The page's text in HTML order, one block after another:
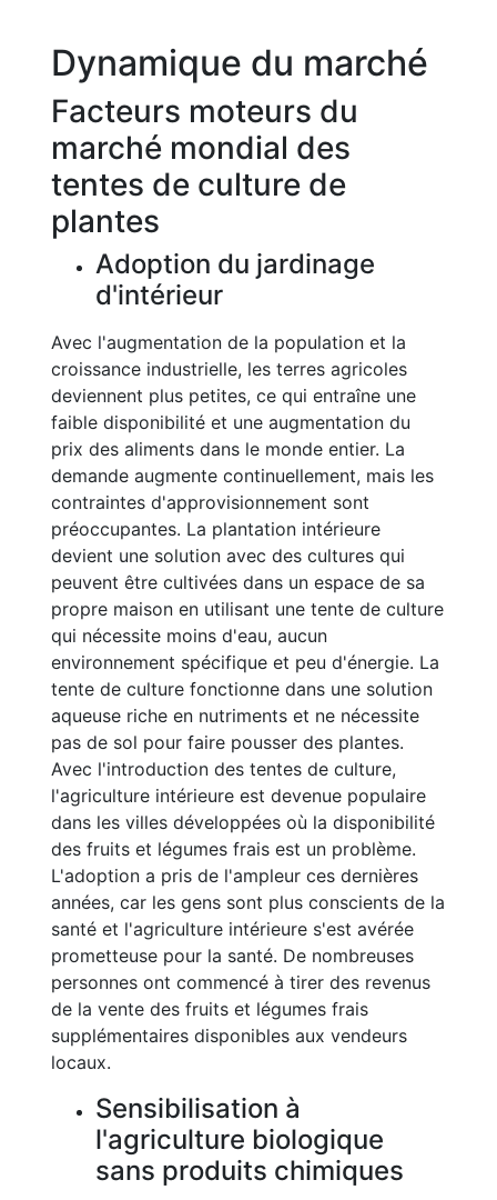
Dynamique du marché
Facteurs moteurs du
marché mondial des
tentes de culture de
plantes
Adoption du jardinage
d'intérieur
Avec l'augmentation de la population et la
croissance industrielle, les terres agricoles
deviennent plus petites, ce qui entraîne une
faible disponibilité et une augmentation du
prix des aliments dans le monde entier. La
demande augmente continuellement, mais les
contraintes d'approvisionnement sont
préoccupantes. La plantation intérieure
devient une solution avec des cultures qui
peuvent être cultivées dans un espace de sa
propre maison en utilisant une tente de culture
qui nécessite moins d'eau, aucun
environnement spécifique et peu d'énergie. La
tente de culture fonctionne dans une solution
aqueuse riche en nutriments et ne nécessite
pas de sol pour faire pousser des plantes.
Avec l'introduction des tentes de culture,
l'agriculture intérieure est devenue populaire
dans les villes développées où la disponibilité
des fruits et légumes frais est un problème.
L'adoption a pris de l'ampleur ces dernières
années, car les gens sont plus conscients de la
santé et l'agriculture intérieure s'est avérée
prometteuse pour la santé. De nombreuses
personnes ont commencé à tirer des revenus
de la vente des fruits et légumes frais
supplémentaires disponibles aux vendeurs
locaux.
Sensibilisation à
l'agriculture biologique
sans produits chimiques